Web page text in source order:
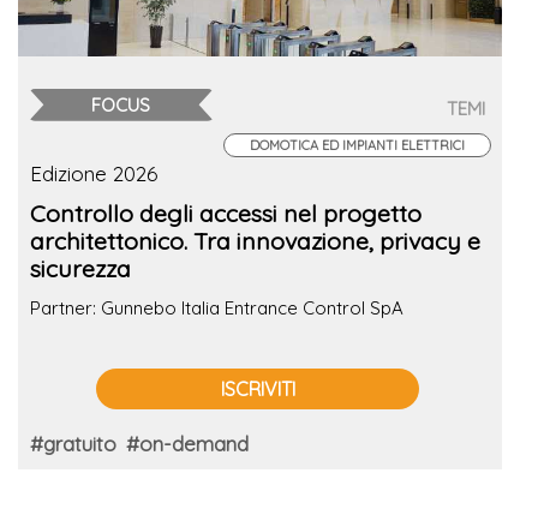
FOCUS TEMI
DOMOTICA ED IMPIANTI ELETTRICI
Edizione 2026
Controllo degli accessi nel progetto
architettonico. Tra innovazione, privacy e
sicurezza
Partner: Gunnebo Italia Entrance Control SpA
ISCRIVITI
#gratuito #on-demand